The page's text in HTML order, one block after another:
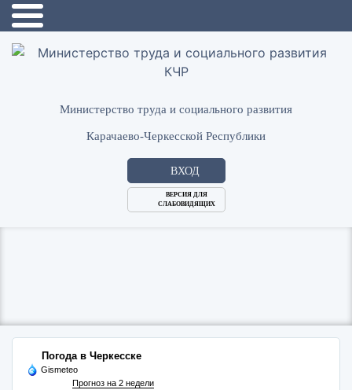
Министерство труда и социального развития
Карачаево-Черкесской Республики
ВХОД
ВЕРСИЯ ДЛЯ
СЛАБОВИДЯЩИХ
Погода в Черкесске
Gismeteo
Прогноз на 2 недели